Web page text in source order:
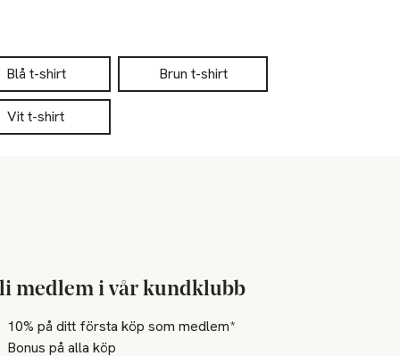
Blå t-shirt Brun t-shirt
Vit t-shirt
medlem i vår kundklubb
10% på ditt första köp som medlem*
Bonus på alla köp